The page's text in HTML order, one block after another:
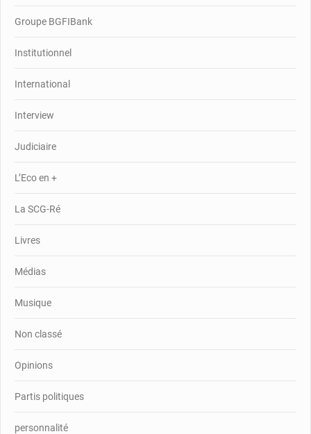
Groupe BGFIBank
Institutionnel
International
Interview
Judiciaire
L’Eco en +
La SCG-Ré
Livres
Médias
Musique
Non classé
Opinions
Partis politiques
personnalité